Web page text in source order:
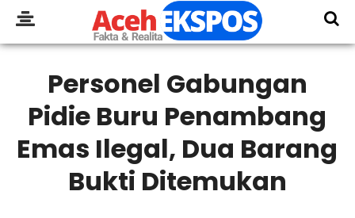
Personel Gabungan
Pidie Buru Penambang
Emas Ilegal, Dua Barang
Bukti Ditemukan